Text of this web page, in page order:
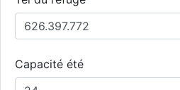
Capacité été